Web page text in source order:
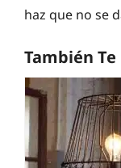
haz que no se
También